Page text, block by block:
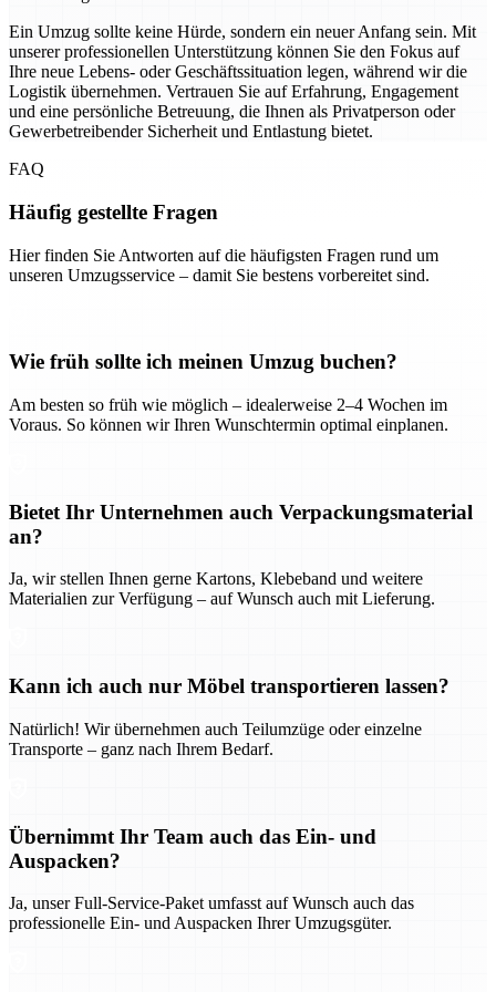
Ein Umzug sollte keine Hürde, sondern ein neuer Anfang sein. Mit
unserer professionellen Unterstützung können Sie den Fokus auf
Ihre neue Lebens- oder Geschäftssituation legen, während wir die
Logistik übernehmen. Vertrauen Sie auf Erfahrung, Engagement
und eine persönliche Betreuung, die Ihnen als Privatperson oder
Gewerbetreibender Sicherheit und Entlastung bietet.
FAQ
Häufig gestellte Fragen
Hier finden Sie Antworten auf die häufigsten Fragen rund um
unseren Umzugsservice – damit Sie bestens vorbereitet sind.
Wie früh sollte ich meinen Umzug buchen?
Am besten so früh wie möglich – idealerweise 2–4 Wochen im
Voraus. So können wir Ihren Wunschtermin optimal einplanen.
Bietet Ihr Unternehmen auch Verpackungsmaterial
an?
Ja, wir stellen Ihnen gerne Kartons, Klebeband und weitere
Materialien zur Verfügung – auf Wunsch auch mit Lieferung.
Kann ich auch nur Möbel transportieren lassen?
Natürlich! Wir übernehmen auch Teilumzüge oder einzelne
Transporte – ganz nach Ihrem Bedarf.
Übernimmt Ihr Team auch das Ein- und
Auspacken?
Ja, unser Full-Service-Paket umfasst auf Wunsch auch das
professionelle Ein- und Auspacken Ihrer Umzugsgüter.